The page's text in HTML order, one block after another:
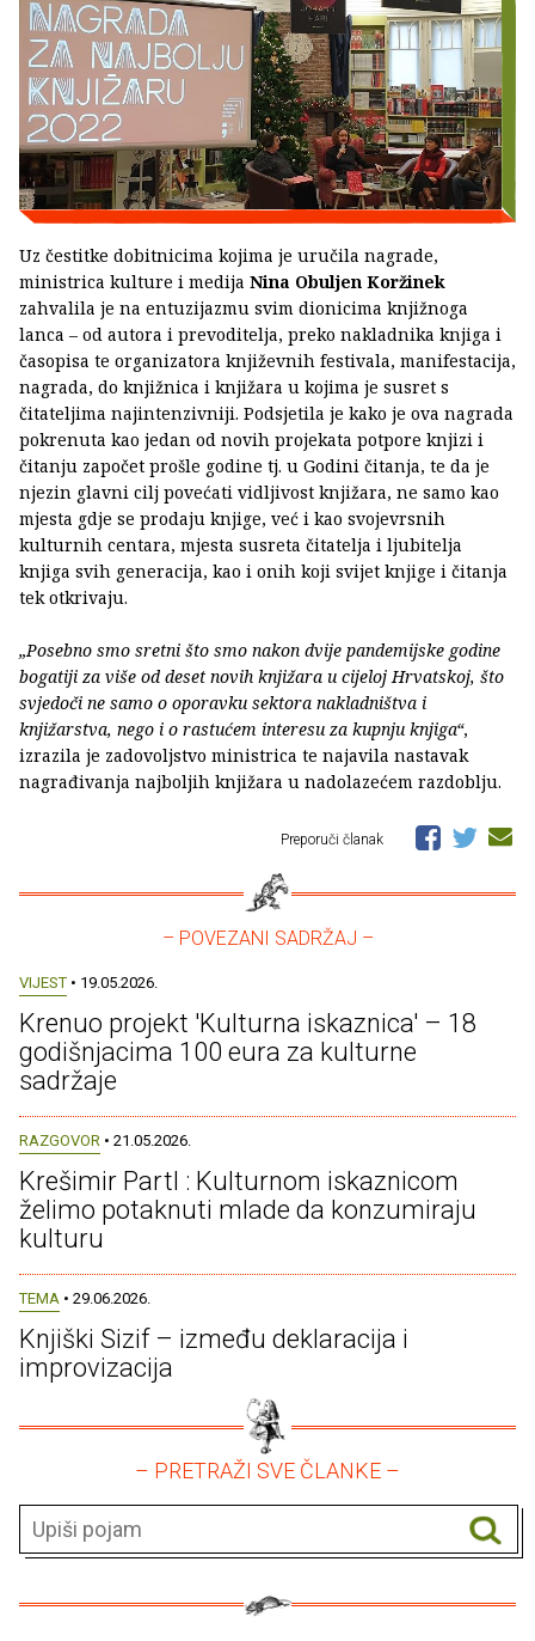
Uz čestitke dobitnicima kojima je uručila nagrade,
ministrica kulture i medija Nina Obuljen Koržinek
zahvalila je na entuzijazmu svim dionicima knjižnoga
lanca – od autora i prevoditelja, preko nakladnika knjiga i
časopisa te organizatora književnih festivala, manifestacija,
nagrada, do knjižnica i knjižara u kojima je susret s
čitateljima najintenzivniji. Podsjetila je kako je ova nagrada
pokrenuta kao jedan od novih projekata potpore knjizi i
čitanju započet prošle godine tj. u Godini čitanja, te da je
njezin glavni cilj povećati vidljivost knjižara, ne samo kao
mjesta gdje se prodaju knjige, već i kao svojevrsnih
kulturnih centara, mjesta susreta čitatelja i ljubitelja
knjiga svih generacija, kao i onih koji svijet knjige i čitanja
tek otkrivaju.
„Posebno smo sretni što smo nakon dvije pandemijske godine
bogatiji za više od deset novih knjižara u cijeloj Hrvatskoj, što
svjedoči ne samo o oporavku sektora nakladništva i
knjižarstva, nego i o rastućem interesu za kupnju knjiga“,
izrazila je zadovoljstvo ministrica te najavila nastavak
nagrađivanja najboljih knjižara u nadolazećem razdoblju.
Preporuči članak
– POVEZANI SADRŽAJ –
VIJEST • 19.05.2026.
Krenuo projekt 'Kulturna iskaznica' – 18
godišnjacima 100 eura za kulturne
sadržaje
RAZGOVOR • 21.05.2026.
Krešimir Partl : Kulturnom iskaznicom
želimo potaknuti mlade da konzumiraju
kulturu
TEMA • 29.06.2026.
Knjiški Sizif – između deklaracija i
improvizacija
– PRETRAŽI SVE ČLANKE –